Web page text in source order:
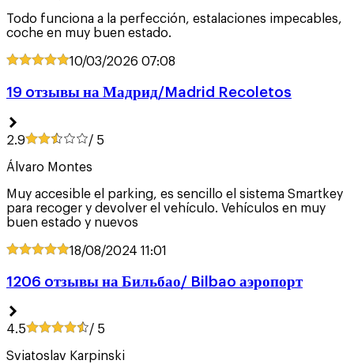
Todo funciona a la perfección, estalaciones impecables,
coche en muy buen estado.
10/03/2026 07:08
19 oтзывы на Мадрид/Madrid Recoletos
2.9 / 5
Álvaro Montes
Muy accesible el parking, es sencillo el sistema Smartkey
para recoger y devolver el vehículo. Vehículos en muy
buen estado y nuevos
18/08/2024 11:01
1206 oтзывы на Бильбао/ Bilbao аэропорт
4.5 / 5
Sviatoslav Karpinski